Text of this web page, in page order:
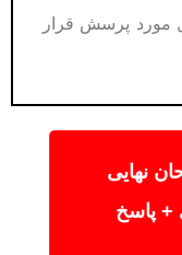
و ۵.۵ نمره سوال مورد پرسش قرار
نهایی
+ پاسخ